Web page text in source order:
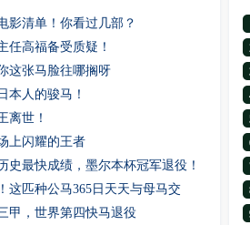
影清单！你看过几部？
任高福备受质疑！
这张马脸往哪搁呀
本人的骏马！
离世！
上闪耀的王者
史最快成绩，墨尔本杯冠军退役！
这匹种公马365日天天与母马交
甲，世界第四快马退役